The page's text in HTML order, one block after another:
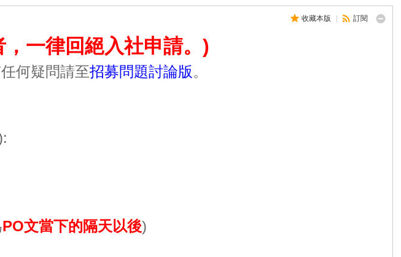
收藏本版 訂閱
一律回絕入社申請。)
何疑問請至招募問題討論版。
PO文當下的隔天以後)